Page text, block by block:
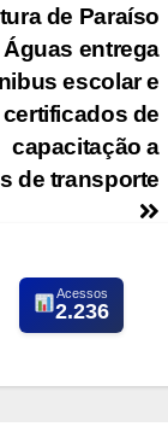
de Paraíso
entrega
escolar e
certificados de
capacitação a
de transporte
Acessos
2.236